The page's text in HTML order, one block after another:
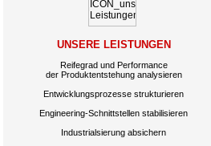
UNSERE LEISTUNGEN
Reifegrad und Performance
der Produktentstehung analysieren
Entwicklungsprozesse strukturieren
Engineering-Schnittstellen stabilisieren
Industrialsierung absichern